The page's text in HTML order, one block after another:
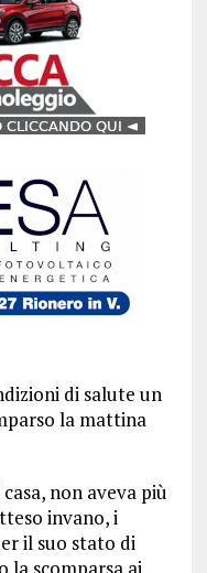
di salute un
la mattina
non aveva più
invano, i
il suo stato di